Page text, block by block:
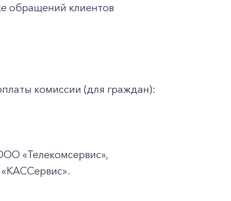
обращений клиентов
комиссии (для граждан):
«Телекомсервис»,
«КАССервис».